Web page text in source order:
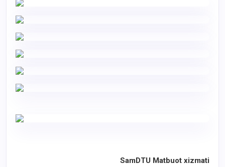
SamDTU Matbuot xizmati